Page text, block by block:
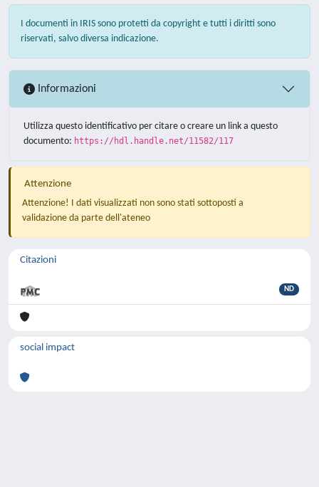
I documenti in IRIS sono protetti da copyright e tutti i diritti sono
riservati, salvo diversa indicazione.
Informazioni
Utilizza questo identificativo per citare o creare un link a questo
documento: https://hdl.handle.net/11582/117
Attenzione
Attenzione! I dati visualizzati non sono stati sottoposti a
validazione da parte dell'ateneo
Citazioni
ND
social impact